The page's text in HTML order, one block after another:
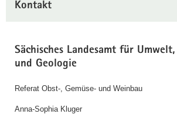
Kontakt
Sächisches Landesamt für
und Geologie
Referat Obst-, Gemüse- und Weinbau
Anna-Sophia Kluger